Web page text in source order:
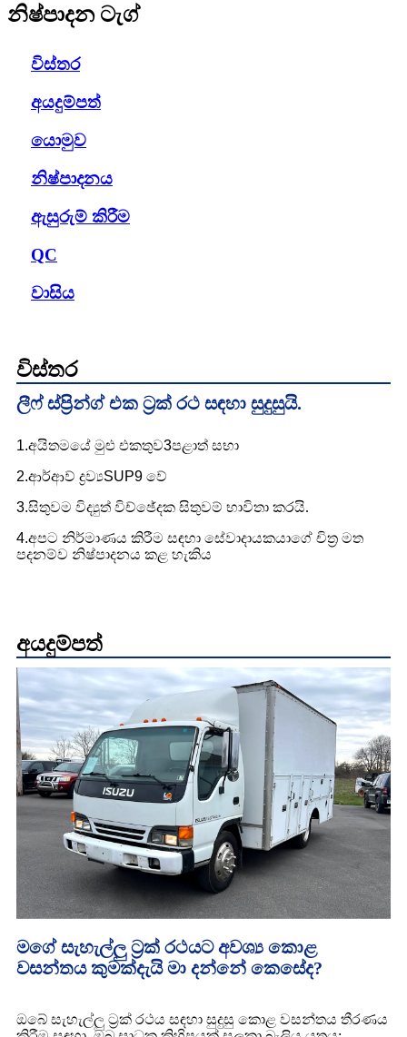
නිෂ්පාදන ටැග්
විස්තර
අයදුම්පත්
යොමුව
නිෂ්පාදනය
ඇසුරුම් කිරීම
QC
වාසිය
විස්තර
ලීෆ් ස්ප්‍රින්ග් එක ට්‍රක් රථ සඳහා සුදුසුයි.
1.අයිතමයේ මුළු එකතුව3පළාත් සභා
2.ආර්ආව් ද්‍රව්‍යSUP9 වේ
3.සිතුවම විද්‍යුත් විච්ඡේදක සිතුවම් භාවිතා කරයි.
4.අපට නිර්මාණය කිරීම සඳහා සේවාදායකයාගේ චිත්‍ර මත
පදනම්ව නිෂ්පාදනය කළ හැකිය
අයදුම්පත්
මගේ සැහැල්ලු ට්‍රක් රථයට අවශ්‍ය කොළ
වසන්තය කුමක්දැයි මා දන්නේ කෙසේද?
ඔබේ සැහැල්ලු ට්‍රක් රථය සඳහා සුදුසු කොළ වසන්තය තීරණය